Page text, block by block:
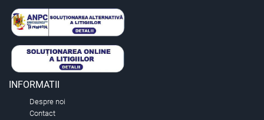
INFORMATII
Despre noi
Contact